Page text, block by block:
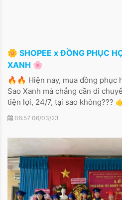
🌼 SHOPEE x ĐỒNG PHỤC
XANH 🌸
🔥🔥 Hiện nay, mua đồng phục
Sao Xanh mà chẳng cần di
tiện lợi, 24/7, tại sao không???
Ngôi Sao Xanh" trên Shopee
mái và an tâm mua sắm đồng
06:57 06/03/23